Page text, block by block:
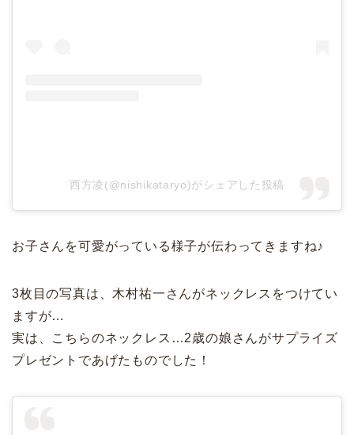
西方凌(@nishikataryo)がシェアした投稿
お子さんを可愛がっている様子が伝わってきますね♪
3枚目の写真は、木村祐一さんがネックレスをつけてい
ますが…
実は、こちらのネックレス…2歳の娘さんがサプライズ
プレゼントであげたものでした！